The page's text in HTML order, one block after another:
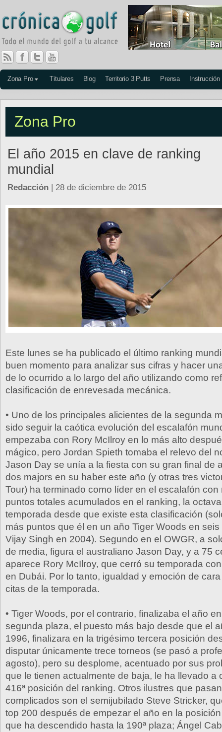
Zona Pro Titulares Blog Territorio 3 Putts Prensa Instrucción
Zona Pro
El año 2015 en clave de ranking
mundial
Redacción | 28 de diciembre de 2015
Este lunes se ha publicado el último ranking
buen momento para analizar sus cifras y hacer
de lo ocurrido a lo largo del año utilizando como
clasificación de enrevesada mecánica.
• Uno de los principales alicientes de la segunda
sido seguir la caótica evolución del escalafón
empezaba con Rory McIlroy en lo más alto
mágico, pero Jordan Spieth tomaba el relevo del
Jason Day se unía a la fiesta con su gran final de
dos majors en su haber este año (y otras tres
Tour) ha terminado como líder en el escalafón con
puntos totales acumulados en el ranking, la
temporada desde que existe esta clasificación
más puntos que él en un año Tiger Woods en
Vijay Singh en 2004). Segundo en el OWGR, a
de media, figura el australiano Jason Day, y a 75
aparece Rory McIlroy, que cerró su temporada
en Dubái. Por lo tanto, igualdad y emoción de
citas de la temporada.
• Tiger Woods, por el contrario, finalizaba el año
segunda plaza, el puesto más bajo desde que el
1996, finalizara en la trigésimo tercera posición
disputar únicamente trece torneos (se pasó a
agosto), pero su desplome, acentuado por sus
que le tienen actualmente de baja, le ha llevado a
416ª posición del ranking. Otros ilustres que
complicados son el semijubilado Steve Stricker,
top 200 después de empezar el año en la posición
que ha descendido hasta la 190ª plaza; Ángel